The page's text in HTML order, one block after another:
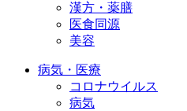
漢方・薬膳
医食同源
美容
病気・医療
コロナウイルス
病気